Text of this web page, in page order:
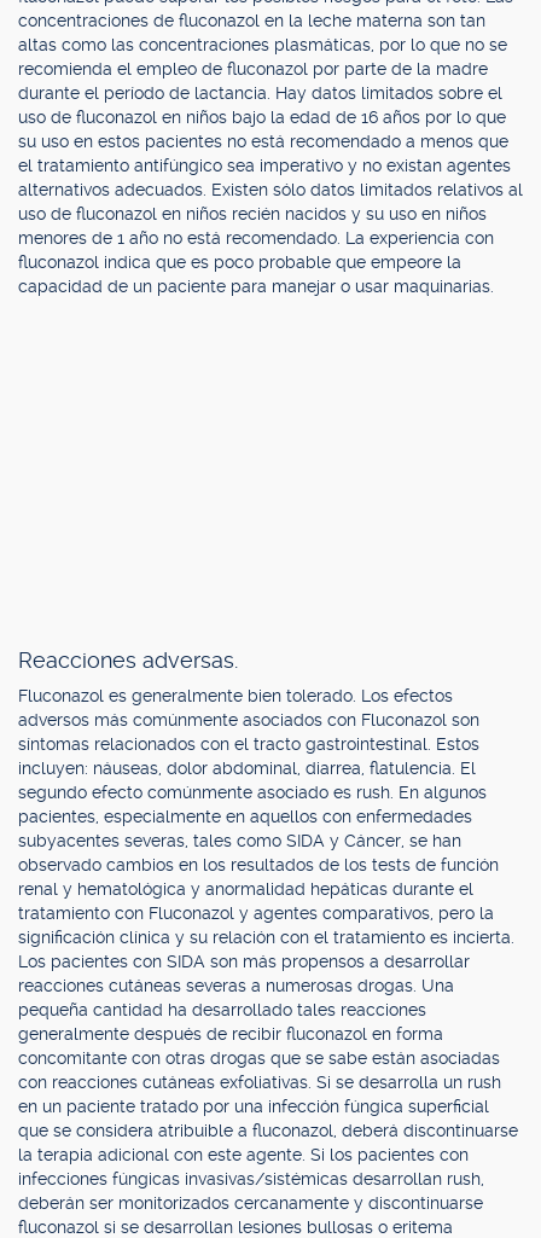
concentraciones de fluconazol en la leche materna son tan
altas como las concentraciones plasmáticas, por lo que no se
recomienda el empleo de fluconazol por parte de la madre
durante el período de lactancia. Hay datos limitados sobre el
uso de fluconazol en niños bajo la edad de 16 años por lo que
su uso en estos pacientes no está recomendado a menos que
el tratamiento antifúngico sea imperativo y no existan agentes
alternativos adecuados. Existen sólo datos limitados relativos al
uso de fluconazol en niños recién nacidos y su uso en niños
menores de 1 año no está recomendado. La experiencia con
fluconazol indica que es poco probable que empeore la
capacidad de un paciente para manejar o usar maquinarias.
Reacciones adversas.
Fluconazol es generalmente bien tolerado. Los efectos
adversos más comúnmente asociados con Fluconazol son
síntomas relacionados con el tracto gastrointestinal. Estos
incluyen: náuseas, dolor abdominal, diarrea, flatulencia. El
segundo efecto comúnmente asociado es rush. En algunos
pacientes, especialmente en aquellos con enfermedades
subyacentes severas, tales como SIDA y Cáncer, se han
observado cambios en los resultados de los tests de función
renal y hematológica y anormalidad hepáticas durante el
tratamiento con Fluconazol y agentes comparativos, pero la
significación clínica y su relación con el tratamiento es incierta.
Los pacientes con SIDA son más propensos a desarrollar
reacciones cutáneas severas a numerosas drogas. Una
pequeña cantidad ha desarrollado tales reacciones
generalmente después de recibir fluconazol en forma
concomitante con otras drogas que se sabe están asociadas
con reacciones cutáneas exfoliativas. Si se desarrolla un rush
en un paciente tratado por una infección fúngica superficial
que se considera atribuible a fluconazol, deberá discontinuarse
la terapia adicional con este agente. Si los pacientes con
infecciones fúngicas invasivas/sistémicas desarrollan rush,
deberán ser monitorizados cercanamente y discontinuarse
fluconazol si se desarrollan lesiones bullosas o eritema